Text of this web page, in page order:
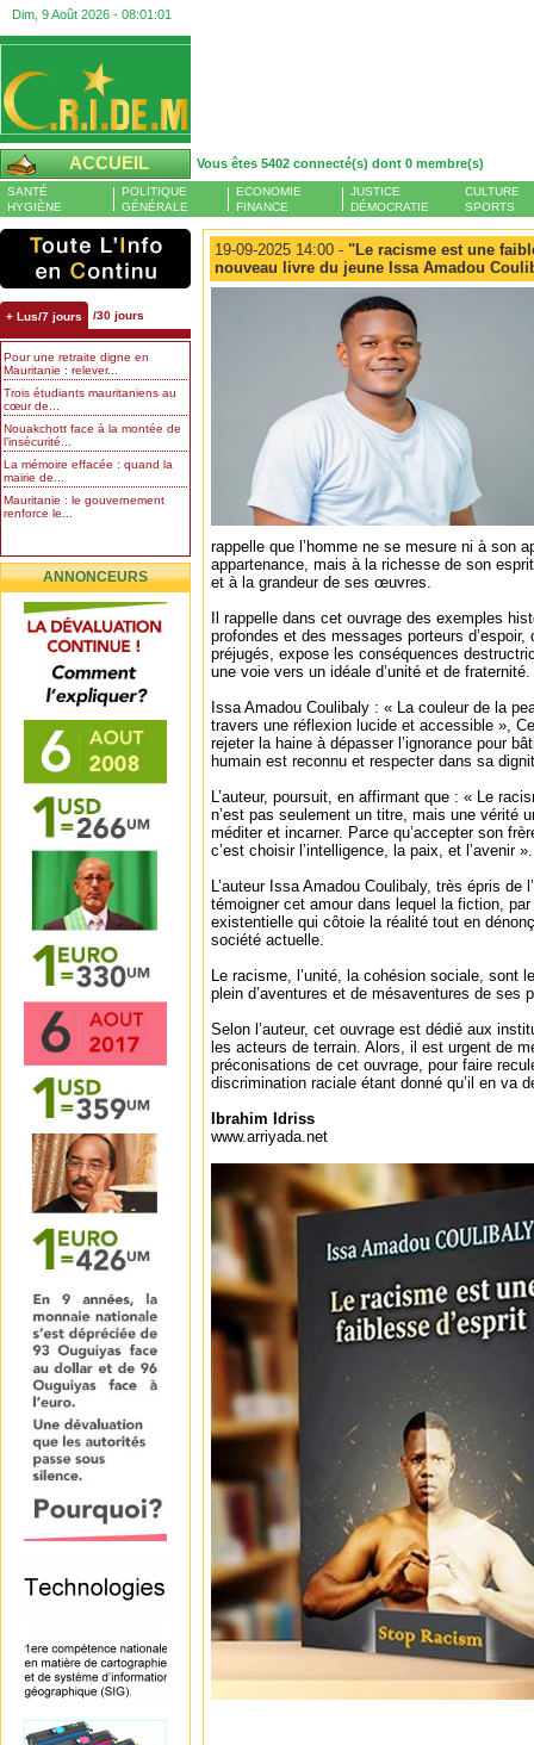
Dim, 9 Août 2026 - 08:01:02
ACCUEIL Vous êtes 5402 connecté(s) dont 0 membre(s)
SANTÉ
HYGIÈNE
POLITIQUE
GÉNÉRALE
ECONOMIE
FINANCE
JUSTICE
DÉMOCRATIE
CULTURE
SPORTS
+ Lus/7 jours /30 jours
Pour une retraite digne en
Mauritanie : relever...
Trois étudiants mauritaniens au
cœur de...
Nouakchott face à la montée de
l’insécurité...
La mémoire effacée : quand la
mairie de...
Mauritanie : le gouvernement
renforce le...
ANNONCEURS
19-09-2025 14:00 - "Le racisme est une
nouveau livre du jeune Issa Amadou
rappelle que l’homme ne se mesure ni à son
appartenance, mais à la richesse de son
et à la grandeur de ses œuvres.
Il rappelle dans cet ouvrage des exemples
profondes et des messages porteurs
préjugés, expose les conséquences
une voie vers un idéale d’unité et de fraternité.
Issa Amadou Coulibaly : « La couleur de la
travers une réflexion lucide et accessible »,
rejeter la haine à dépasser l’ignorance pour
humain est reconnu et respecter dans sa
L’auteur, poursuit, en affirmant que : « Le
n’est pas seulement un titre, mais une vérité
méditer et incarner. Parce qu’accepter son
c’est choisir l’intelligence, la paix, et l’avenir ».
L’auteur Issa Amadou Coulibaly, très épris de
témoigner cet amour dans lequel la fiction, par
existentielle qui côtoie la réalité tout en
société actuelle.
Le racisme, l’unité, la cohésion sociale, sont
plein d’aventures et de mésaventures de ses
Selon l’auteur, cet ouvrage est dédié aux
les acteurs de terrain. Alors, il est urgent de
préconisations de cet ouvrage, pour faire
discrimination raciale étant donné qu’il en va
Ibrahim Idriss
www.arriyada.net